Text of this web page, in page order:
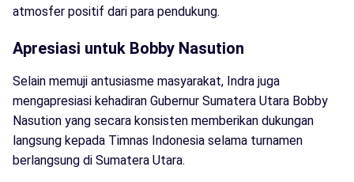
atmosfer positif dari para pendukung.
Apresiasi untuk Bobby Nasution
Selain memuji antusiasme masyarakat, Indra juga
mengapresiasi kehadiran Gubernur Sumatera Utara Bobby
Nasution yang secara konsisten memberikan dukungan
langsung kepada Timnas Indonesia selama turnamen
berlangsung di Sumatera Utara.